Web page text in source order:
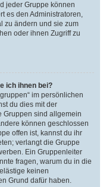
jeder Gruppe können
es den Administratoren,
zu ändern und sie zum
oder ihnen Zugriff zu
ich ihnen bei?
im persönlichen
du dies mit der
Gruppen sind allgemein
können geschlossen
offen ist, kannst du ihr
verlangt die Gruppe
Ein Gruppenleiter
fragen, warum du in die
keinen
Grund dafür haben.